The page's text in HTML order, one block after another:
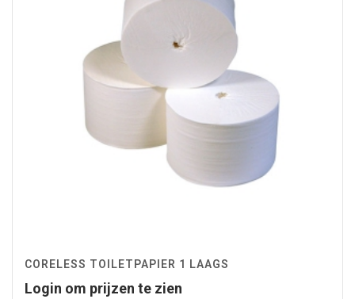
CORELESS TOILETPAPIER 1 LAAGS
Login om prijzen te zien